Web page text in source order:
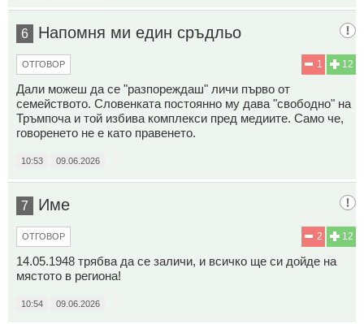
6 Напомня ми един сръдльо
12
1
ОТГОВОР
Дали можеш да се "разпореждаш" личи първо от
семейството. Словенката постоянно му дава "свободно" на
Тръмпоча и той избива комплекси пред медиите. Само че,
говоренето не е като правенето.
10:53 09.06.2026
7 Име
12
2
ОТГОВОР
14.05.1948 трябва да се заличи, и всичко ще си дойде на
мястото в региона!
10:54 09.06.2026